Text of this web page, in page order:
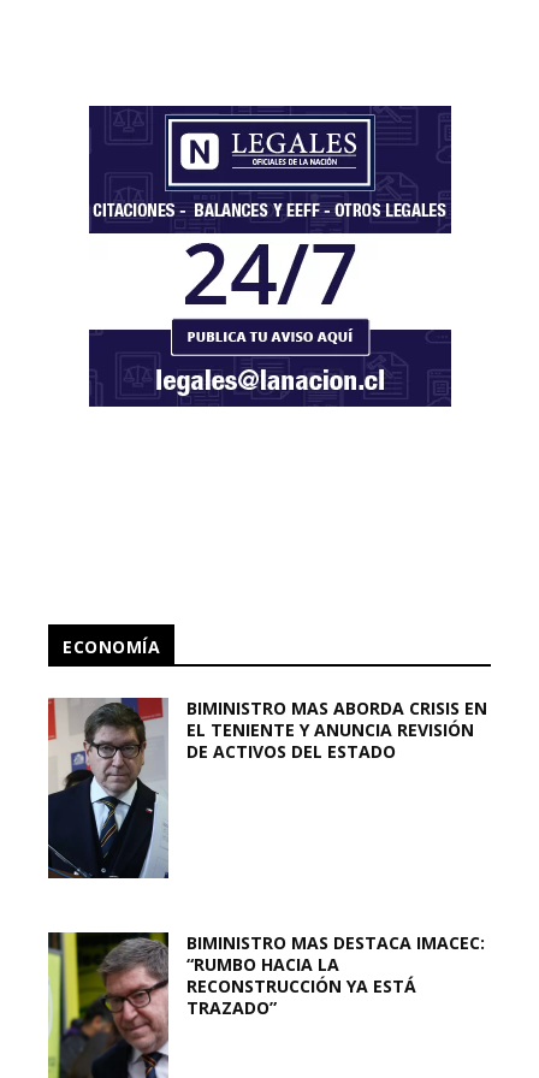
ECONOMÍA
BIMINISTRO MAS ABORDA CRISIS EN
EL TENIENTE Y ANUNCIA REVISIÓN
DE ACTIVOS DEL ESTADO
BIMINISTRO MAS DESTACA IMACEC:
“RUMBO HACIA LA
RECONSTRUCCIÓN YA ESTÁ
TRAZADO”